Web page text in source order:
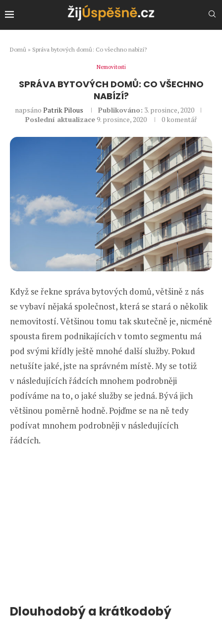
Domů » Správa bytových domů: Co všechno nabízí?
Nemovitosti
SPRÁVA BYTOVÝCH DOMŮ: CO VŠECHNO
NABÍZÍ?
napsáno Patrik Pilous Publikováno: 3. prosince, 2020
Poslední aktualizace 9. prosince, 2020 0 komentář
Když se řekne správa bytových domů, většině z nás
se vybaví nějaká společnost, která se stará o několik
nemovitostí. Většinou tomu tak skutečně je, nicméně
spousta firem podnikajících v tomto segmentu má
pod svými křídly ještě mnohé další služby. Pokud
netušíte jaké, jste na správném místě. My se totiž
v následujících řádcích mnohem podrobněji
podíváme na to, o jaké služby se jedná. Bývá jich
většinou poměrně hodně. Pojďme se na ně tedy
podívat mnohem podrobněji v následujících
řádcích.
Dlouhodobý a krátkodobý